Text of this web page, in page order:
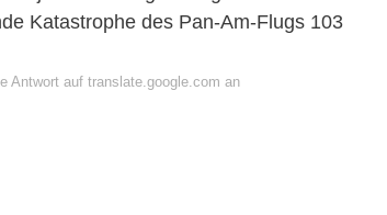
Katastrophe des Pan-Am-Flugs 103
Antwort auf translate.google.com an